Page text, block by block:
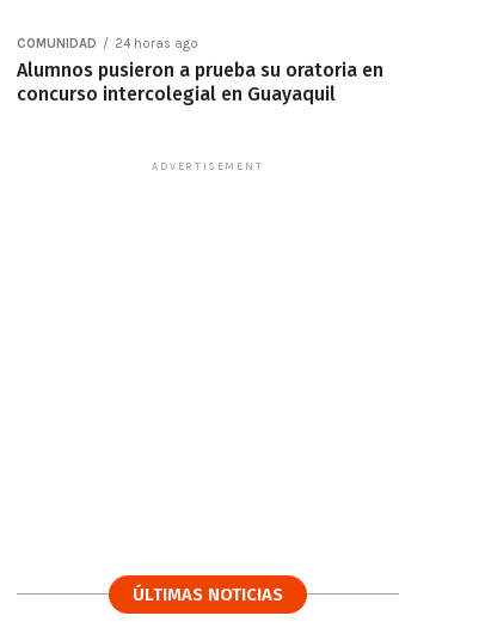
COMUNIDAD 24 horas ago
Alumnos pusieron a prueba su oratoria en
concurso intercolegial en Guayaquil
ADVERTISEMENT
ÚLTIMAS NOTICIAS